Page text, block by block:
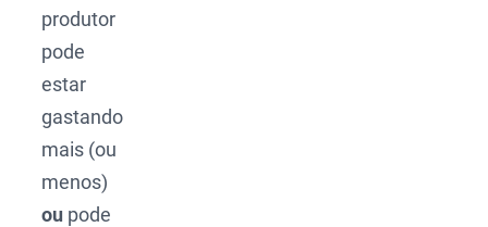
produtor
pode
estar
gastando
mais (ou
menos)
ou pode